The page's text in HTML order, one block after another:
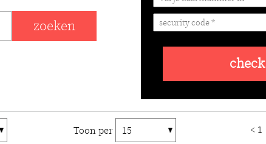
check
Toon per < 1